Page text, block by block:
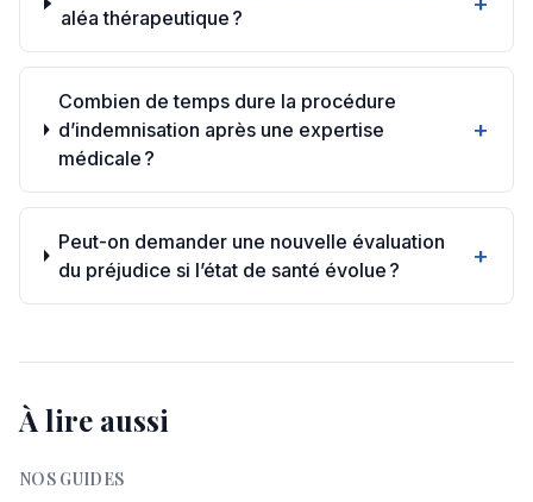
aléa thérapeutique ?
Combien de temps dure la procédure
d’indemnisation après une expertise
médicale ?
+
Peut-on demander une nouvelle évaluation
du préjudice si l’état de santé évolue ?
+
À lire aussi
NOS GUIDES